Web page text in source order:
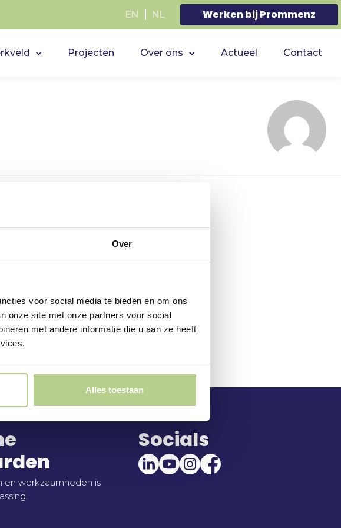
Over
voor social media te bieden en om ons
onze site met onze partners voor social
met andere informatie die u aan ze heeft
Alles toestaan
EN NL Werken bij Prommenz
Projecten Over ons Actueel Contact
Misschien kan zoeken helpen.
en werkzaamheden is
Socials